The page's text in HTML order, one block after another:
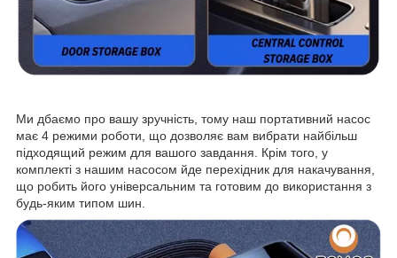
Ми дбаємо про вашу зручність, тому наш портативний насос
має 4 режими роботи, що дозволяє вам вибрати найбільш
підходящий режим для вашого завдання. Крім того, у
комплекті з нашим насосом йде перехідник для накачування,
що робить його універсальним та готовим до використання з
будь-яким типом шин.